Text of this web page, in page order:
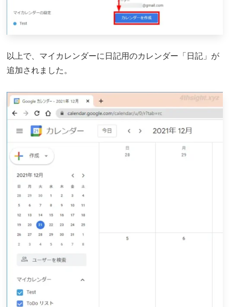
以上で、マイカレンダーに日記用のカレンダー「日記」が
追加されました。